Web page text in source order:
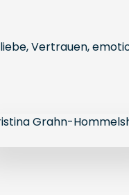
Vertrauen,